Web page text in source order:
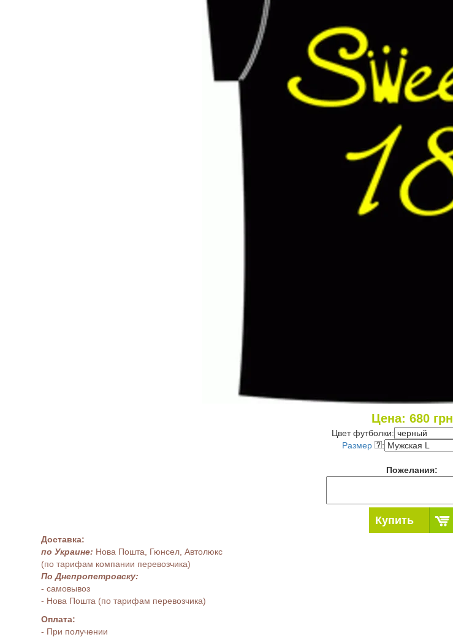
Цена: 680грн
Цвет футболки:
Размер
:
Пожелания:
Купить
Доставка:
по Украине: Нова Пошта, Гюнсел, Автолюкс
(по тарифам компании перевозчика)
По Днепропетровску:
- самовывоз
- Нова Пошта (по тарифам перевозчика)
Оплата:
- При получении